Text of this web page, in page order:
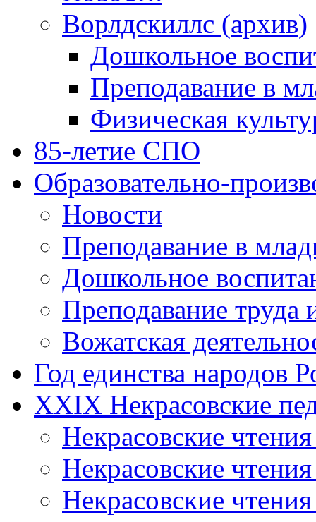
Ворлдскиллс (архив)
Дошкольное
Преподавание в
Физическая
85-летие СПО
Образовательно-
Новости
Преподавание в
Дошкольное
Преподавание труда
Вожатская
Год единства народов
XXIX Некрасовские
Некрасовские
Некрасовские
Некрасовские